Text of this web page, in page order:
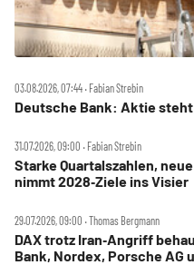
03.08.2026, 07:44 ‧ Fabian Strebin
Deutsche
31.07.2026, 09:00 ‧ Fabian Strebin
Starke Quartalszahlen,
nimmt 2028‑Ziele ins Visier
29.07.2026, 09:00 ‧ Thomas Bergmann
DAX trotz Iran‑Angriff
Bank, Nordex, Porsche AG